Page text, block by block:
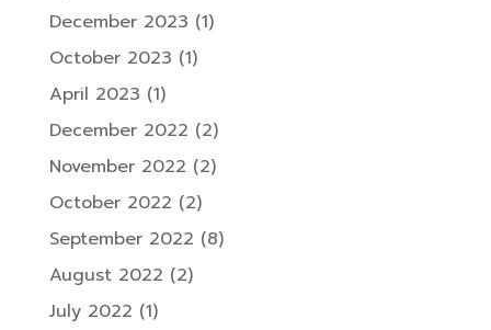
December 2023 (1)
October 2023 (1)
April 2023 (1)
December 2022 (2)
November 2022 (2)
October 2022 (2)
September 2022 (8)
August 2022 (2)
July 2022 (1)